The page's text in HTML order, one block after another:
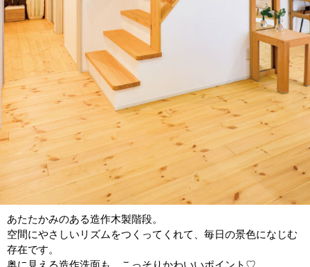
あたたかみのある造作木製階段。
空間にやさしいリズムをつくってくれて、毎日の景色になじむ
存在です。
奥に見える造作洗面も、こっそりかわいいポイント♡